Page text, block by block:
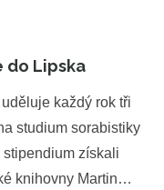
do Lipska
každý rok tři
studium sorabistiky
získali
knihovny Martin…